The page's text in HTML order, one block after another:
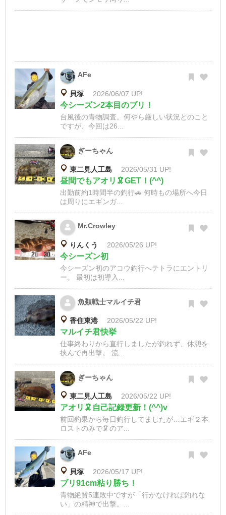
AFe
貝塚 2026/06/07 UP!
今シーズン2本目のブリ！
台風後の青物調査。何やら厳しい状況とのこと
ですが、今回は26...
ぎーちゃん
東二見人工島 2026/05/31 UP!
昼間でもアオリ🦑GET！(^^)
出勤前約1時間半の釣行🚗 何時もの場所へ今日
は周りにエギンガ...
Mr.Crowley
りんくう 2026/05/26 UP!
今シーズン初
今シーズン初のアコウ釣行へテトラにエントリ
ー。 最初は初導入...
魚類戦士マルイチ君
香住東港 2026/05/22 UP!
マルイチ君快挙
仕事終わりから直行しましたが釣れず、休憩を
挟んで再出撃。 流...
ぎーちゃん
東二見人工島 2026/05/22 UP!
アオリ🦑自己記録更新！(^^)v
前回釣果から毎日釣行してましたが…エギ２本
ロストのみで🦑のア...
AFe
貝塚 2026/05/17 UP!
ブリ91cm粘り勝ち！
青物絶賛5連敗中ですが「行かなければ釣れな
い」の精神で出撃。...